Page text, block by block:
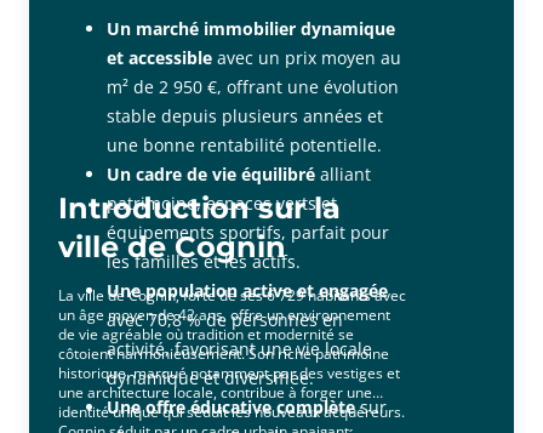
Un marché immobilier dynamique
et accessible avec un prix moyen au
m² de 2 950 €, offrant une évolution
stable depuis plusieurs années et
une bonne rentabilité potentielle.
Un cadre de vie équilibré alliant
patrimoine, espaces verts et
équipements sportifs, parfait pour
les familles et les actifs.
Une population active et engagée
avec 70,8 % de personnes en
activité, favorisant une vie locale
dynamique et diversifiée.
Une offre éducative complètesur
Introduction sur la
ville de Cognin
La ville de Cognin, forte de ses 6 729 habitants avec
un âge moyen de 42 ans, offre un environnement
de vie agréable où tradition et modernité se
côtoient harmonieusement. Son riche patrimoine
historique, marqué notamment par des vestiges et
une architecture locale, contribue à forger une
identité unique qui séduit les nouveaux acquéreurs.